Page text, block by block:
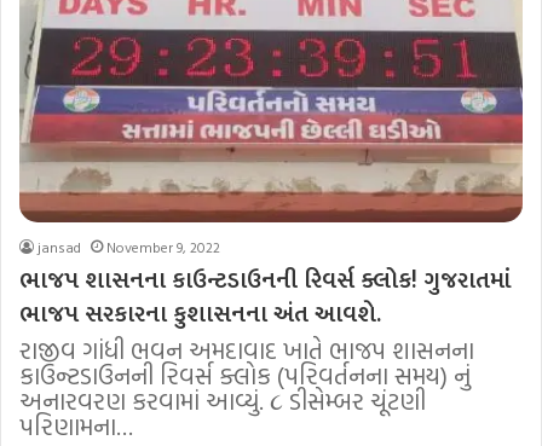
jansad November 9, 2022
ભાજપ શાસનના કાઉન્ટડાઉનની રિવર્સ ક્લોક! ગુજરાતમાં
ભાજપ સરકારના કુશાસનના અંત આવશે.
રાજીવ ગાંધી ભવન અમદાવાદ ખાતે ભાજપ શાસનના
કાઉન્ટડાઉનની રિવર્સ ક્લોક (પરિવર્તનના સમય) નું
અનારવરણ કરવામાં આવ્યું. ૮ ડીસેમ્બર ચૂંટણી
પરિણામના…